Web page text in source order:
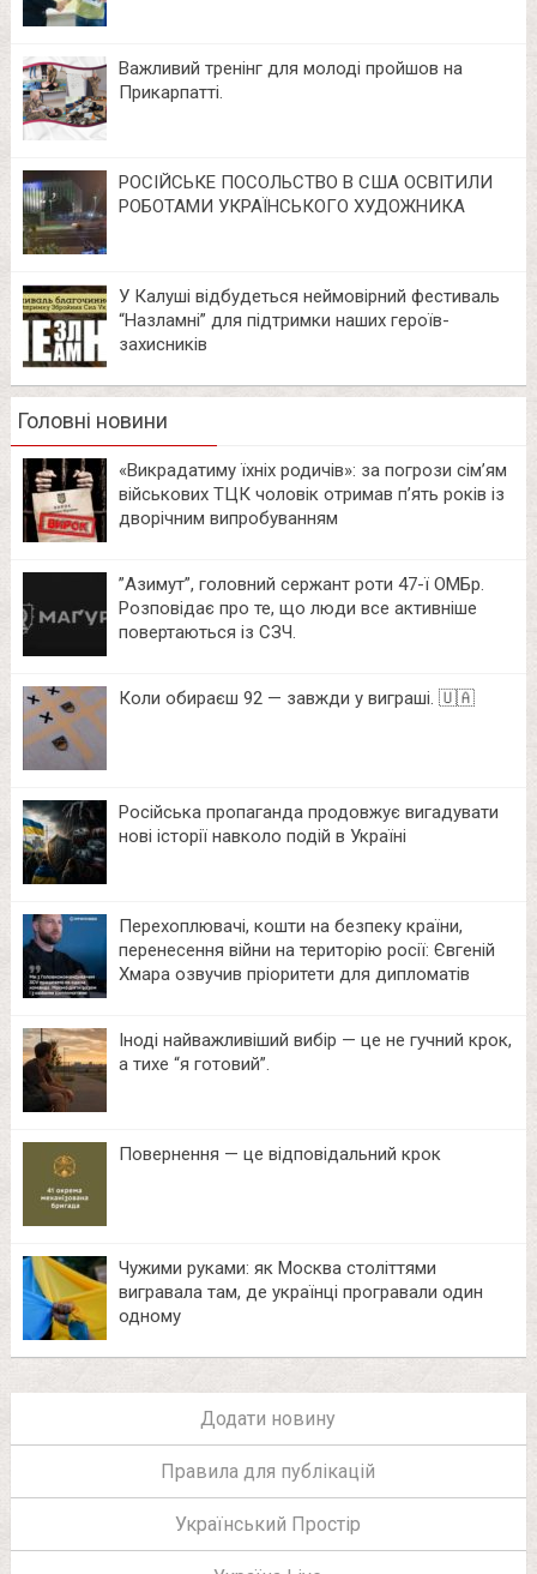
Важливий тренінг для молоді пройшов на
Прикарпатті.
РОСІЙСЬКЕ ПОСОЛЬСТВО В США ОСВІТИЛИ
РОБОТАМИ УКРАЇНСЬКОГО ХУДОЖНИКА
У Калуші відбудеться неймовірний фестиваль
“Назламні” для підтримки наших героїв-
захисників
Головні новини
«Викрадатиму їхніх родичів»: за погрози сім’ям
військових ТЦК чоловік отримав п’ять років із
дворічним випробуванням
⁨”Азимут”, головний сержант роти 47-ї ОМБр.
Розповідає про те, що люди все активніше
повертаються із СЗЧ.
Коли обираєш 92 — завжди у виграші. 🇺🇦
Російська пропаганда продовжує вигадувати
нові історії навколо подій в Україні
Перехоплювачі, кошти на безпеку країни,
перенесення війни на територію росії: Євгеній
Хмара озвучив пріоритети для дипломатів
Іноді найважливіший вибір — це не гучний крок,
а тихе “я готовий”.
Повернення — це відповідальний крок
Чужими руками: як Москва століттями
вигравала там, де українці програвали один
одному
Додати новину
Правила для публікацій
Український Простір